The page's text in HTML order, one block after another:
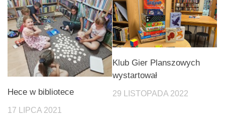
Hece w bibliotece
17 LIPCA 2021
Klub Gier Planszowych
wystartował
29 LISTOPADA 2022